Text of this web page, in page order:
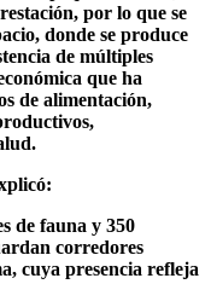
por lo que se
donde se produce
de múltiples
que ha
de alimentación,
de fauna y 350
corredores
cuya presencia refleja